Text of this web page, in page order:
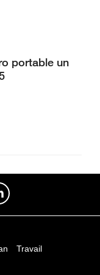
portable un
Travail